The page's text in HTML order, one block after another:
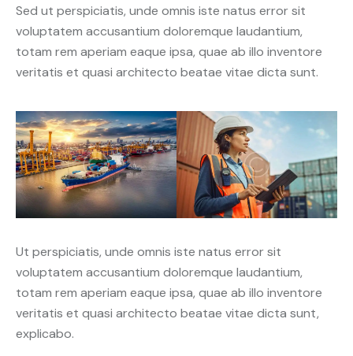
Sed ut perspiciatis, unde omnis iste natus error sit
voluptatem accusantium doloremque laudantium,
totam rem aperiam eaque ipsa, quae ab illo inventore
veritatis et quasi architecto beatae vitae dicta sunt.
Ut perspiciatis, unde omnis iste natus error sit
voluptatem accusantium doloremque laudantium,
totam rem aperiam eaque ipsa, quae ab illo inventore
veritatis et quasi architecto beatae vitae dicta sunt,
explicabo.